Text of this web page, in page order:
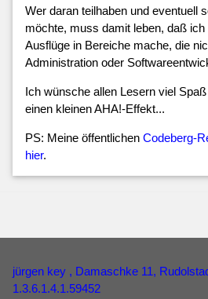
Wer daran teilhaben und eventuell
möchte, muss damit leben, daß
Ausflüge in Bereiche mache, die
Administration oder
Ich wünsche allen Lesern viel
einen kleinen AHA!-Effekt...
PS: Meine öffentlichen Codeberg-
hier.
jürgen key , Damaschke 11,
1.3.6.1.4.1.59452